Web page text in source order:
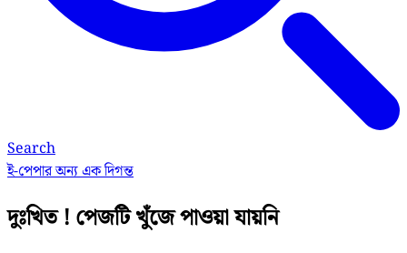
Search
ই-পেপারঅন্য এক দিগন্ত
দুঃখিত ! পেজটি খুঁজে পাওয়া যায়নি